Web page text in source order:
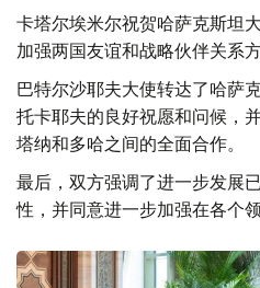
卡塔尔埃米尔祝贺哈萨克斯坦
加强两国友谊和战略伙伴关系
巴特尔沙耶夫大使转达了哈萨
托卡耶夫的良好祝愿和问候，
塔纳和多哈之间的全面合作。
最后，双方强调了进一步发展
性，并同意进一步加强在各个